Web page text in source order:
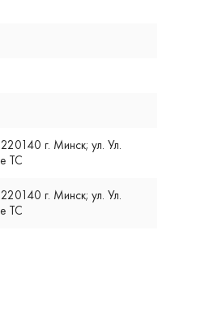
г. Минск; ул. Ул.
ТС
г. Минск; ул. Ул.
ТС